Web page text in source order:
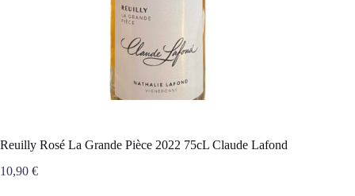
Reuilly Rosé La Grande Pièce 2022 75cL Claude Lafond
10,90 €